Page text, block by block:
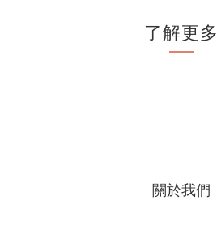
了解更多
關於我們